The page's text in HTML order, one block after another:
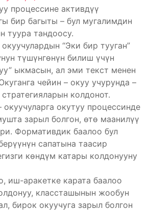
процессине активдүү
бир багыты – бул мугалимдин
туура тандоосу.
“Эки бир тууган”
түшүнгөнүн билиш үчүн
ыкмасын, ал эми текст менен
чейин – окуу учурунда –
колдонот.
окутуу процессинде
зарыл болгон, өтө маанилүү
Формативдик баалоо бул
сапатына таасир
көндүм катары колдонууну
иш-аракетке карата баалоо
классташынын жообун
бирок окуучуга зарыл болгон